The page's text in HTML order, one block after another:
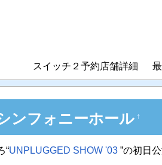
スイッチ２予約店舗詳細
ンフォニーホール †
“UNPLUGGED SHOW '03 ”の初日